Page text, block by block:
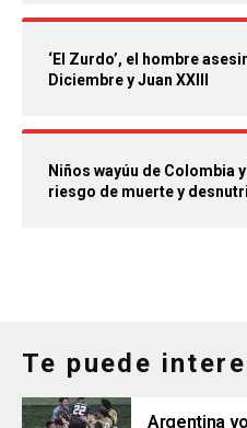
‘El Zurdo’, el hombre
Diciembre y Juan XXIII
Niños wayúu de Colombia
riesgo de muerte y
Te puede
Argentina